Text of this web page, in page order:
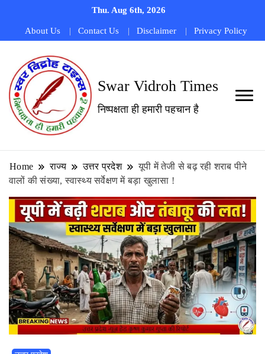
Thu. Aug 6th, 2026
About Us Contact Us Disclaimer Privacy Policy
Swar Vidroh Times
निष्पक्षता ही हमारी पहचान है
Home राज्य उत्तर प्रदेश
यूपी में तेजी से बढ़ रही शराब पीने
वालों की संख्या, स्वास्थ्य सर्वेक्षण में बड़ा खुलासा !